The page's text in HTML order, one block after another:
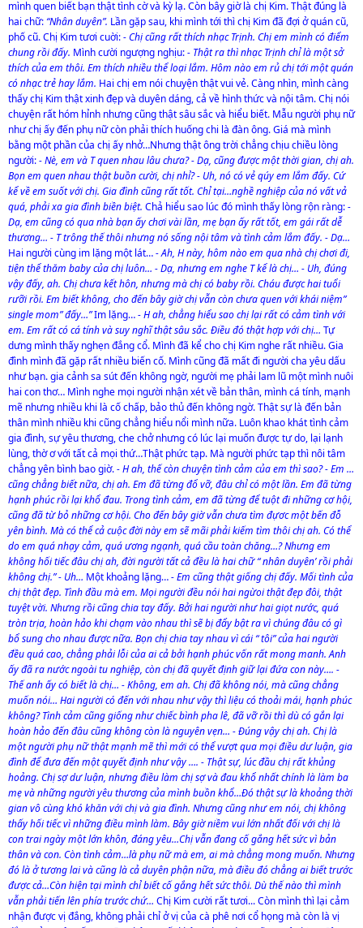
mình quen biết bạn thật tình cờ và kỳ lạ. Còn bây giờ là chị Kim. Thật đúng là
hai chữ:“Nhân duyên”. Lần gặp sau, khi mình tới thì chị Kim đã đợi ở quán cũ,
phố cũ. Chị Kim tươi cuời:- Chị cũng rất thích nhạc Trịnh. Chị em mình có điểm
chung rồi đấy. Mình cười ngượng nghịu:- Thật ra thì nhạc Trịnh chỉ là một sở
thích của em thôi. Em thích nhiều thể loại lắm. Hôm nào em rủ chị tới một quán
có nhạc trẻ hay lắm. Hai chị em nói chuyện thật vui vẻ. Càng nhìn, mình càng
thấy chị Kim thật xinh đẹp và duyên dáng, cả về hình thức và nội tâm. Chị nói
chuyện rất hóm hỉnh nhưng cũng thật sâu sắc và hiểu biết. Mẫu người phụ nữ
như chị ấy đến phụ nữ còn phải thích huống chi là đàn ông. Giá mà mình
bằng một phần của chị ấy nhở…Nhưng thật ông trời chẳng chịu chiều lòng
người:- Nè, em và T quen nhau lâu chưa? - Dạ, cũng được một thời gian, chị ah.
Bọn em quen nhau thật buồn cười, chị nhỉ? - Uh, nó có vẻ qúy em lắm đấy. Cứ
kể về em suốt với chị. Gia đình cũng rất tốt. Chỉ tại…nghề nghiệp của nó vất vả
quá, phải xa gia đình biền biệt. Chả hiểu sao lúc đó mình thấy lòng rộn ràng:-
Dạ, em cũng có qua nhà bạn ấy chơi vài lần, mẹ bạn ấy rất tốt, em gái rất dễ
thương… - T trông thế thôi nhưng nó sống nội tâm và tình cảm lắm đấy. - Dạ…
Hai người cùng im lặng một lát…- Ah, H này, hôm nào em qua nhà chị chơi đi,
tiện thể thăm baby của chị luôn… - Dạ, nhưng em nghe T kể là chị… - Uh, đúng
vậy đấy, ah. Chị chưa kết hôn, nhưng mà chị có baby rồi. Cháu được hai tuổi
rưỡi rồi. Em biết không, cho đến bây giờ chị vẫn còn chưa quen với khái niệm”
single mom” đấy…”Im lặng…- H ah, chẳng hiểu sao chị lại rất có cảm tình với
em. Em rất có cá tính và suy nghĩ thật sâu sắc. Điều đó thật hợp với chị… Tự
dưng mình thấy nghẹn đắng cổ. Mình đã kể cho chị Kim nghe rất nhiều. Gia
đình mình đã gặp rất nhiều biến cố. Mình cũng đã mất đi người cha yêu dấu
như bạn. gia cảnh sa sút đến không ngờ, người mẹ phải lam lũ một mình nuôi
hai con thơ… Mình nghe mọi người nhận xét về bản thân, mình cá tính, mạnh
mẽ nhưng nhiều khi là cố chấp, bảo thủ đến không ngờ. Thật sự là đến bản
thân mình nhiều khi cũng chẳng hiểu nổi mình nữa. Luôn khao khát tình cảm
gia đình, sự yêu thương, che chở nhưng có lúc lại muốn được tự do, lại lạnh
lùng, thờ ơ với tất cả mọi thứ…Thật phức tạp. Mà người phức tạp thì nôi tâm
chẳng yên bình bao giờ.- H ah, thế còn chuyện tình cảm của em thì sao? - Em …
cũng chẳng biết nữa, chị ah. Em đã từng đổ vỡ, đâu chỉ có một lần. Em đã từng
hạnh phúc rồi lại khổ đau. Trong tình cảm, em đã từng để tuột đi những cơ hội,
cũng đã từ bỏ những cơ hội. Cho đến bây giờ vẫn chưa tìm đựơc một bến đỗ
yên bình. Mà có thể cả cuộc đời này em sẽ mãi phải kiếm tìm thôi chị ah. Có thể
do em quá nhạy cảm, quá ương ngạnh, quá cầu toàn chăng…? Nhưng em
không hối tiếc đâu chị ah, đời người tất cả đều là hai chữ “ nhân duyên’ rồi phải
không chị.” - Uh… Một khoảng lặng…- Em cũng thật giống chị đấy. Mối tình của
chị thật đẹp. Tình đầu mà em. Mọi người đều nói hai ngừoi thật đẹp đôi, thật
tuyệt vời. Nhưng rồi cũng chia tay đấy. Bởi hai người như hai giọt nước, quá
tròn trịa, hoàn hảo khi chạm vào nhau thì sẽ bị đẩy bật ra vì chúng đâu có gì
bổ sung cho nhau được nữa. Bọn chị chia tay nhau vì cái “ tôi” của hai người
đều quá cao, chẳng phải lỗi của ai cả bởi hạnh phúc vốn rất mong manh. Anh
ấy đã ra nước ngoài tu nghiệp, còn chị đã quyết định giữ lại đứa con này…. -
Thế anh ấy có biết là chị… - Không, em ah. Chị đã không nói, mà cũng chẳng
muốn nói… Hai người có đến với nhau như vậy thì liệu có thoải mái, hạnh phúc
không? Tình cảm cũng giống như chiếc bình pha lê, đã vỡ rồi thì dù có gắn lại
hoàn hảo đến đâu cũng không còn là nguyên vẹn… - Đúng vậy chị ah. Chị là
một người phụ nữ thật mạnh mẽ thì mới có thể vượt qua mọi điều dư luận, gia
đình để đưa đến một quyết định như vậy …. - Thật sự, lúc đầu chị rất khủng
hoảng. Chị sợ dư luận, nhưng điều làm chị sợ và đau khổ nhất chính là làm ba
mẹ và những người yêu thương của mình buồn khổ…Đó thật sự là khoảng thời
gian vô cùng khó khăn với chị và gia đình. Nhưng cũng như em nói, chị không
thấy hối tiếc vì những điều mình làm. Bây giờ niềm vui lớn nhất đối với chị là
con trai ngày một lớn khôn, đáng yêu…Chị vẫn đang cố gắng hết sức vì bản
thân và con. Còn tình cảm…là phụ nữ mà em, ai mà chẳng mong muốn. Nhưng
đó là ở tương lai và cũng là cả duyên phận nữa, mà điều đó chẳng ai biết trước
được cả…Còn hiện tại mình chỉ biết cố gắng hết sức thôi. Dù thế nào thì mình
vẫn phải tiến lên phía trước chứ… Chị Kim cười rất tươi... Còn mình thì lại cảm
nhận được vị đắng, không phải chỉ ở vị của cà phê nơi cổ họng mà còn là vị